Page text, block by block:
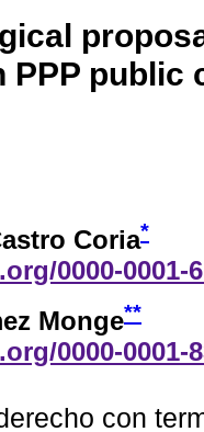
PPP public
Coria*
0000-0001-
Monge**
0000-0001-
con